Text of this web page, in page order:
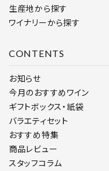
生産地から探す
ワイナリーから探す
CONTENTS
お知らせ
今月のおすすめワイン
ギフトボックス・紙袋
バラエティセット
おすすめ特集
商品レビュー
スタッフコラム